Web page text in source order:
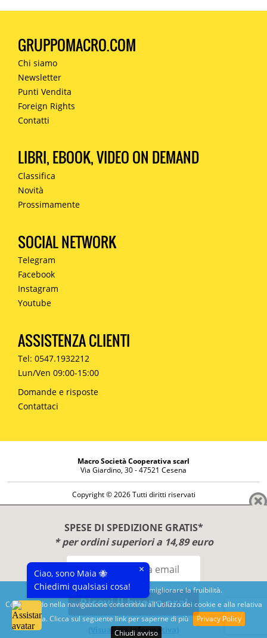
Questo sito utilizza cookies per migliorare la fruibilità.
Continuando nella navigazione consentirai all'utilizzo dei cookie e alla relativa
politica. Clicca sul seguente link per saperne di più
Privacy Policy
Chiudi avviso
SPESE DI SPEDIZIONE GRATIS*
* per ordini superiori a 14,89 euro
Ricevi il buono ora!
(Visualizza Informativa)
GRUPPOMACRO.COM
Chi siamo
Newsletter
Punti Vendita
Foreign Rights
Contatti
LIBRI, EBOOK, VIDEO ON DEMAND
Classifica
Novità
Prossimamente
SOCIAL NETWORK
Telegram
Facebook
Instagram
Youtube
ASSISTENZA CLIENTI
Tel: 0547.1932212
Lun/Ven 09:00-15:00
Domande e risposte
Contattaci
Macro Società Cooperativa scarl
Via Giardino, 30 - 47521 Cesena
Copyright © 2026 Tutti diritti riservati
Diritto di reso
Disclaimer
Privacy Policy
Benessere e conoscenza dal 1987
Sviluppato daNimaia
Ciao, sono Maia 🐝
Chiedimi qualsiasi cosa!
×